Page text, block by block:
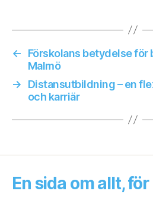
←
Förskolans betydelse för
Malmö
→
Distansutbildning – en
och karriär
En sida om allt, för